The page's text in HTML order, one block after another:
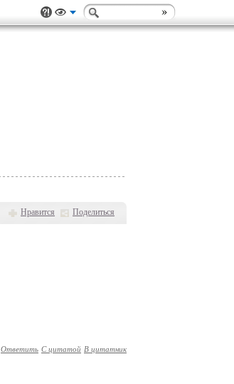
Нравится Поделиться
Ответить С цитатой В цитатник